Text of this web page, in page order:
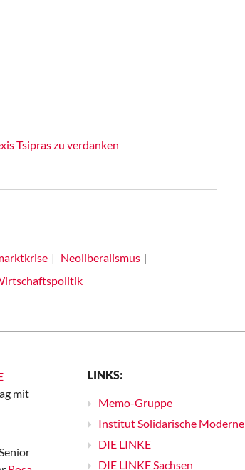
Tsipras zu verdanken
Neoliberalismus
mit
LINKS:
Memo-Gruppe
Institut Solidarische Moderne
DIE LINKE
DIE LINKE Sachsen